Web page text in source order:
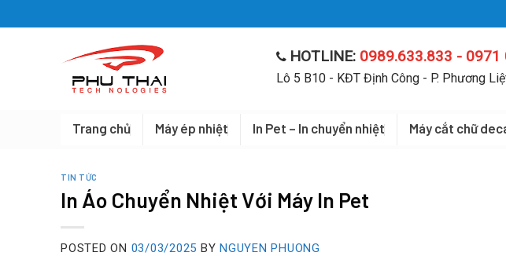
to
HOTLINE: 0989.633.833 - 0971
Lô 5 B10 - KĐT Định Công - P. Phương
Trang chủ Máy ép nhiệt In Pet – In chuyển nhiệt Máy cắt chữ
TIN TỨC
In Áo Chuyển Nhiệt Với Máy In Pet
POSTED ON 03/03/2025 BY NGUYEN PHUONG